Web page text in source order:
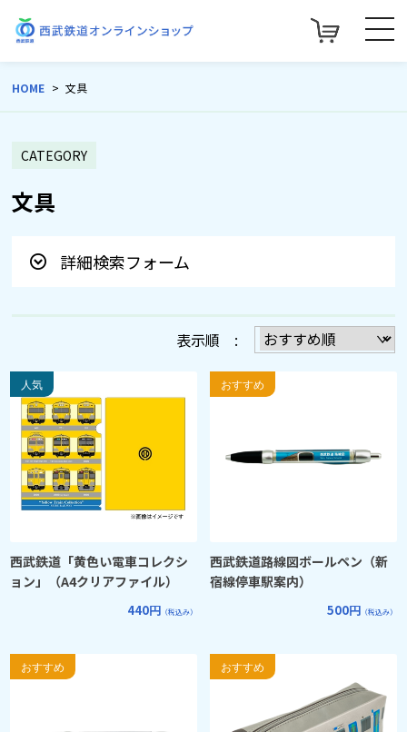
HOME 文具
CATEGORY
文具
詳細検索フォーム
表示順 :
西武鉄道「黄色い電車コレクシ
ョン」（A4クリアファイル）
440円 （税込み）
西武鉄道路線図ボールペン（新
宿線停車駅案内）
500円 （税込み）